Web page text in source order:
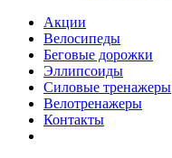
Акции
Велосипеды
Беговые дорожки
Эллипсоиды
Силовые тренажеры
Велотренажеры
Контакты